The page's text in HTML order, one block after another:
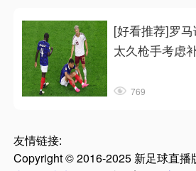
[好看推荐]罗
太久枪手考虑
769
友情链接:
Copyright © 2016-2025 新足球直播